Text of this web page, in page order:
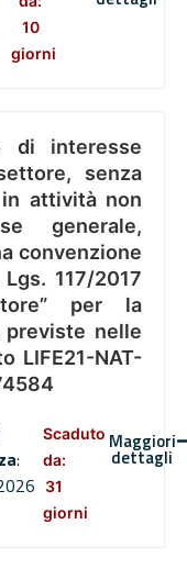
10
giorni
di interesse
senza
attività non
generale,
convenzione
117/2017
per la
nelle
LIFE21-NAT-
:
Scaduto
da:
31
giorni
Maggiori
dettagli